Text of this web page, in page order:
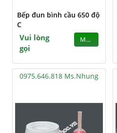
Bếp đun bình cầu 650 độ
C
Vui lòng
gọi
MUA
0975.646.818 Ms.Nhung